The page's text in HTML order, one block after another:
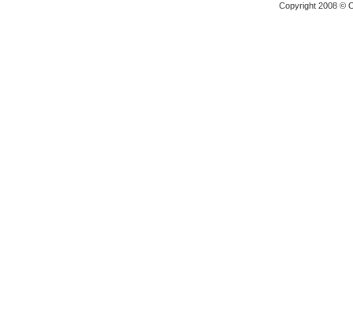
Copyright 2008 ©